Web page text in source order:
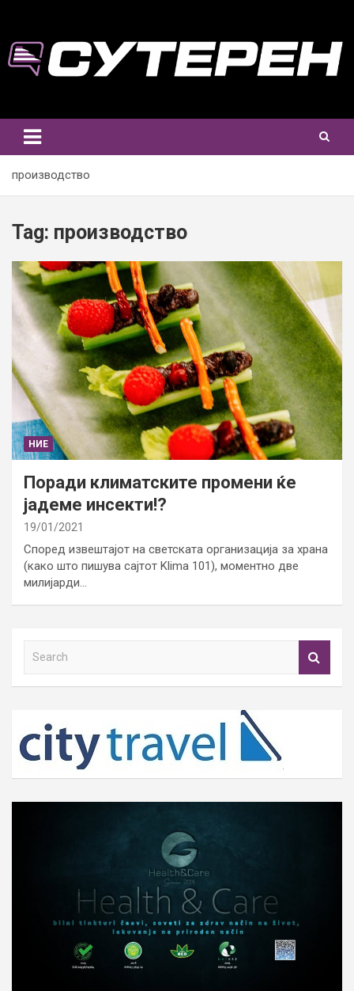
content
производство
Tag: производство
НИЕ
Поради климатските промени ќе
јадеме инсекти!?
19/01/2021
Според извештајот на светската организација за храна
(како што пишува сајтот Klima 101), моментно две
милијарди…
h